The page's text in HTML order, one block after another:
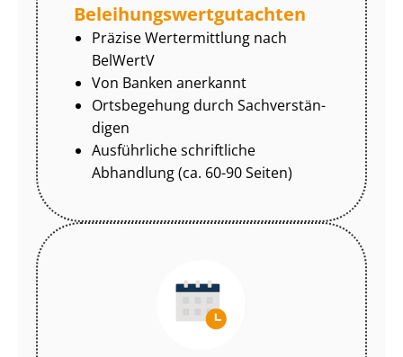
Be­lei­hungs­wert­gut­ach­ten
Präzise Wertermittlung nach
BelWertV
Von Banken anerkannt
Ortsbegehung durch Sach­ver­stän­
di­gen
Ausführliche schriftliche
Abhandlung (ca. 60-90 Seiten)